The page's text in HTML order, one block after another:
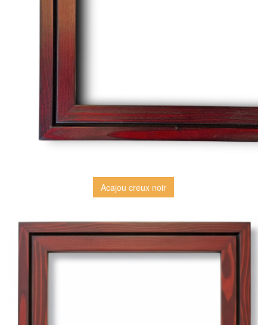
Acajou creux noir